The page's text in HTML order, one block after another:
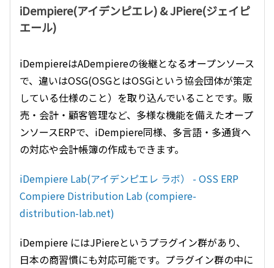
iDempiere(アイデンピエレ) & JPiere(ジェイピ
エール)
iDempiereはADempiereの後継となるオープンソース
で、違いはOSG(OSGとはOSGiという協会団体が策定
している仕様のこと）を取り込んでいることです。販
売・会計・顧客管理など、多様な機能を備えたオープ
ンソースERPで、iDempiere同様、多言語・多通貨へ
の対応や会計帳簿の作成もできます。
iDempiere Lab(アイデンピエレ ラボ） - OSS ERP
Compiere Distribution Lab (compiere-
distribution-lab.net)
iDempiere にはJPiereというプラグイン群があり、
日本の商習慣にも対応可能です。プラグイン群の中に